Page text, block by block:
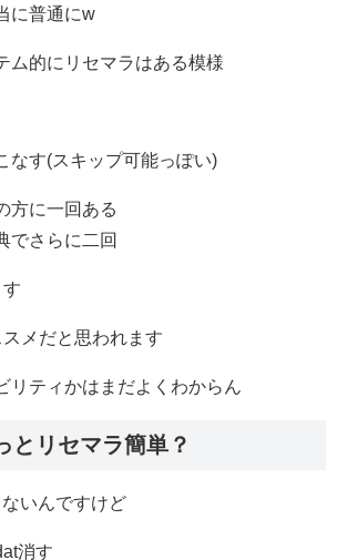
に普通にw
ム的にリセマラはある模様
なす(スキップ可能っぽい)
方に一回ある
でさらに二回
メだと思われます
リティかはまだよくわからん
とリセマラ簡単？
いんですけど
消す